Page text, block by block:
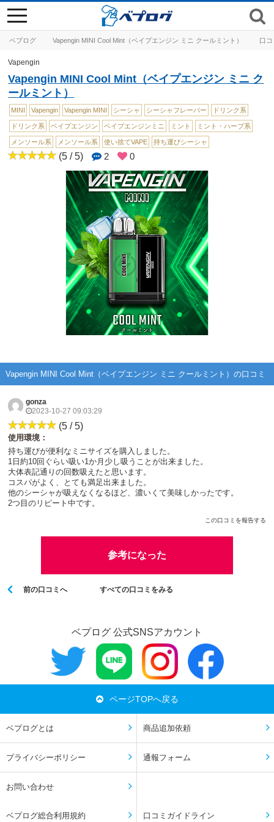
ベプログ Vapengin MINI Cool Mint（ベイプエンジン ミニ クールミント） 口
toggle
navigation
Vapengin
Vapengin MINI Cool Mint（ベイプエンジン ミニ ク
ールミント）
MINI Vapengin Vapengin MINI シーシャ シーシャフレーバー ドリンク系
ドリンク系 ベイプエンジン ベイプエンジンミニ ミント ミント・ハーブ系
メンソール系 メンソール系 使い捨てVAPE 持ち運びシーシャ
(5 / 5) 2 0
Vapengin MINI Cool Mint（ベイプエンジン ミニ クールミント）の口コミ
gonza
2023-10-27 09:03:29
(5 / 5)
使用環境：
持ち運びが便利なミニサイズを購入しました。
1日約10回ぐらい吸い1か月少し吸うことが出来ました。
大体表記通りの回数吸えたと思います。
コスパがよく、とても満足出来ました。
他のシーシャが吸えなくなるほど、濃いくて美味しかったです。
2つ目のリピート中です。
この口コミを報告する
参考になった
前の口コミへ すべての口コミをみる
ベプログ 公式SNSアカウント
ページTOPへ戻る
ベプログとは 商品追加依頼
プライバシーポリシー 通報フォーム
お問い合わせ
ベプログ総合利用規約 口コミガイドライン